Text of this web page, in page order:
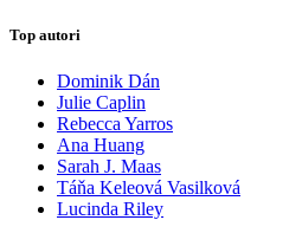
Top autori
Dominik Dán
Julie Caplin
Rebecca Yarros
Ana Huang
Sarah J. Maas
Táňa Keleová Vasilková
Lucinda Riley